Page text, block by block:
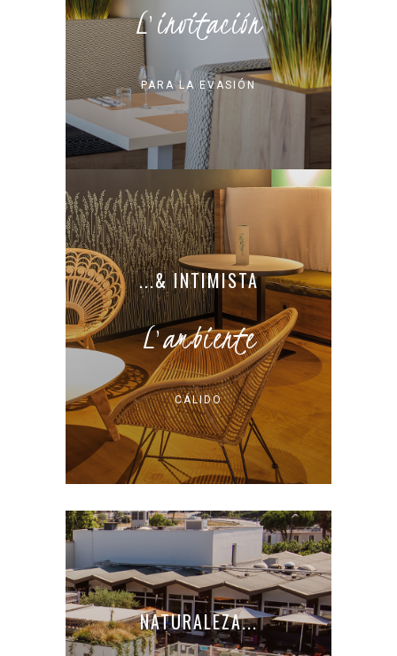
L'invitación
PARA LA EVASIÓN
...& INTIMISTA
L'ambiente
CÁLIDO
NATURALEZA...